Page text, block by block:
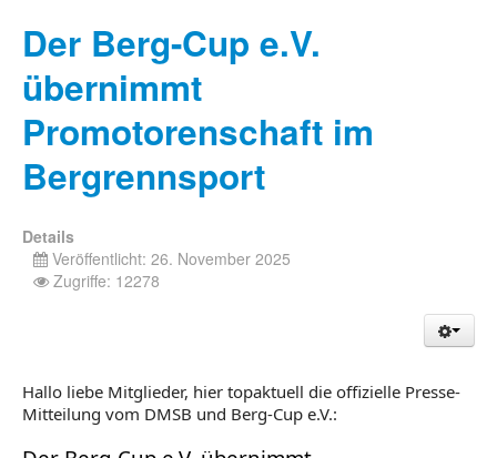
Der Berg-Cup e.V.
übernimmt
Promotorenschaft im
Bergrennsport
Details
Veröffentlicht: 26. November 2025
Zugriffe: 12278
Hallo liebe Mitglieder, hier topaktuell die offizielle Presse-
Mitteilung vom DMSB und Berg-Cup e.V.: